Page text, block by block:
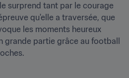
surprend tant par le courage
qu'elle a traversée, que
les moments heureux
grande partie grâce au football